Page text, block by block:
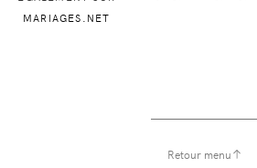
MARIAGES.NET
Retour menu